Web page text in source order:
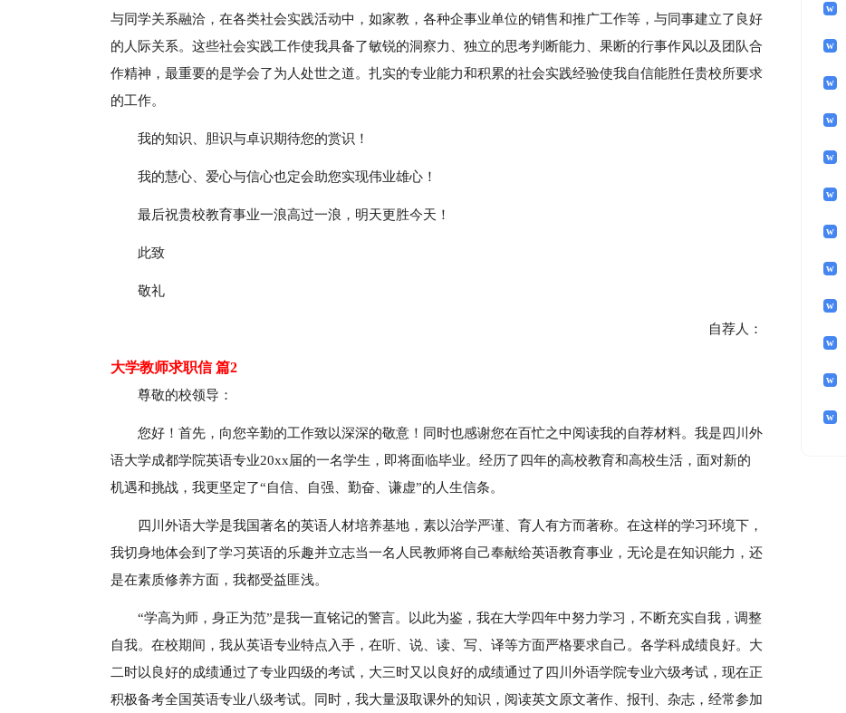
与同学关系融洽，在各类社会实践活动中，如家教，各种企事业单位的销售和推广工作等，与同事建立了良好
的人际关系。这些社会实践工作使我具备了敏锐的洞察力、独立的思考判断能力、果断的行事作风以及团队合
作精神，最重要的是学会了为人处世之道。扎实的专业能力和积累的社会实践经验使我自信能胜任贵校所要求
的工作。
我的知识、胆识与卓识期待您的赏识！
我的慧心、爱心与信心也定会助您实现伟业雄心！
最后祝贵校教育事业一浪高过一浪，明天更胜今天！
此致
敬礼
自荐人：
大学教师求职信 篇2
尊敬的校领导：
您好！首先，向您辛勤的工作致以深深的敬意！同时也感谢您在百忙之中阅读我的自荐材料。我是四川外
语大学成都学院英语专业20xx届的一名学生，即将面临毕业。经历了四年的高校教育和高校生活，面对新的
机遇和挑战，我更坚定了“自信、自强、勤奋、谦虚”的人生信条。
四川外语大学是我国著名的英语人材培养基地，素以治学严谨、育人有方而著称。在这样的学习环境下，
我切身地体会到了学习英语的乐趣并立志当一名人民教师将自己奉献给英语教育事业，无论是在知识能力，还
是在素质修养方面，我都受益匪浅。
“学高为师，身正为范”是我一直铭记的警言。以此为鉴，我在大学四年中努力学习，不断充实自我，调整
自我。在校期间，我从英语专业特点入手，在听、说、读、写、译等方面严格要求自己。各学科成绩良好。大
二时以良好的成绩通过了专业四级的考试，大三时又以良好的成绩通过了四川外语学院专业六级考试，现在正
积极备考全国英语专业八级考试。同时，我大量汲取课外的知识，阅读英文原文著作、报刊、杂志，经常参加